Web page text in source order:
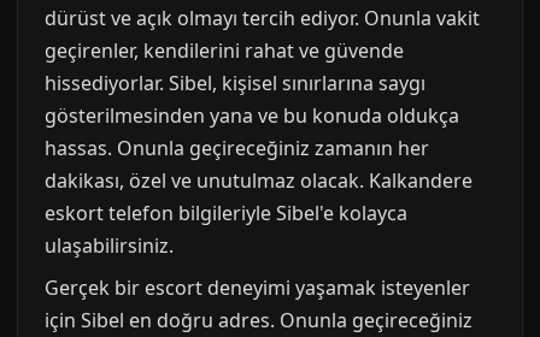
dürüst ve açık olmayı tercih ediyor. Onunla vakit
geçirenler, kendilerini rahat ve güvende
hissediyorlar. Sibel, kişisel sınırlarına saygı
gösterilmesinden yana ve bu konuda oldukça
hassas. Onunla geçireceğiniz zamanın her
dakikası, özel ve unutulmaz olacak. Kalkandere
eskort telefon bilgileriyle Sibel'e kolayca
ulaşabilirsiniz.
Gerçek bir escort deneyimi yaşamak isteyenler
için Sibel en doğru adres. Onunla geçireceğiniz